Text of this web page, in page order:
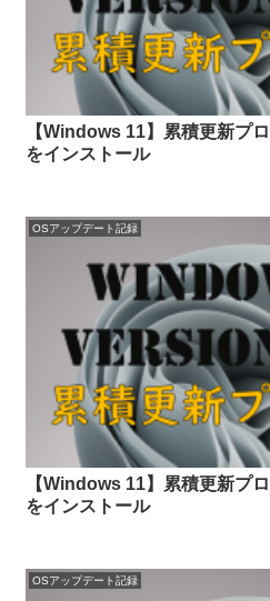
【Windows 11】累積更新プ
をインストール
OSアップデート記録
【Windows 11】累積更新プ
をインストール
OSアップデート記録